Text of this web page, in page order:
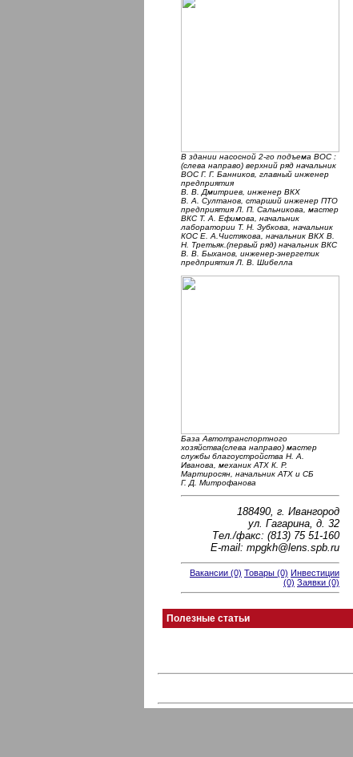
В здании насосной 2-го подъема ВОС :
(слева направо) верхний ряд начальник
ВОС Г. Г. Банников, главный инженер
предприятия
В. В. Дмитриев, инженер ВКХ
В. А. Султанов, старший инженер ПТО
предприятия Л. П. Сальникова, мастер
ВКС Т. А. Ефимова, начальник
лаборатории Т. Н. Зубкова, начальник
КОС Е. А.Чистякова, начальник ВКХ В.
Н. Третьяк.(первый ряд) начальник ВКС
В. В. Быханов, инженер-энергетик
предприятия Л. В. Шибелла
База Автотранспортного
хозяйства(слева направо) мастер
службы благоустройства Н. А.
Иванова, механик АТХ К. Р.
Мартиросян, начальник АТХ и СБ
Г. Д. Митрофанова
188490, г. Ивангород
ул. Гагарина, д. 32
Тел./факс: (813) 75 51-160
E-mail: mpgkh@lens.spb.ru
Вакансии (0) Товары (0) Инвестиции
(0) Заявки (0)
Полезные статьи